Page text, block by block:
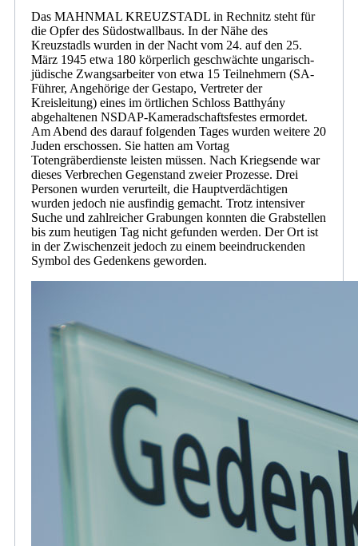
Das MAHNMAL KREUZSTADL in Rechnitz steht für
die Opfer des Südostwallbaus. In der Nähe des
Kreuzstadls wurden in der Nacht vom 24. auf den 25.
März 1945 etwa 180 körperlich geschwächte ungarisch-
jüdische Zwangsarbeiter von etwa 15 Teilnehmern (SA-
Führer, Angehörige der Gestapo, Vertreter der
Kreisleitung) eines im örtlichen Schloss Batthyány
abgehaltenen NSDAP-Kameradschaftsfestes ermordet.
Am Abend des darauf folgenden Tages wurden weitere 20
Juden erschossen. Sie hatten am Vortag
Totengräberdienste leisten müssen. Nach Kriegsende war
dieses Verbrechen Gegenstand zweier Prozesse. Drei
Personen wurden verurteilt, die Hauptverdächtigen
wurden jedoch nie ausfindig gemacht. Trotz intensiver
Suche und zahlreicher Grabungen konnten die Grabstellen
bis zum heutigen Tag nicht gefunden werden. Der Ort ist
in der Zwischenzeit jedoch zu einem beeindruckenden
Symbol des Gedenkens geworden.